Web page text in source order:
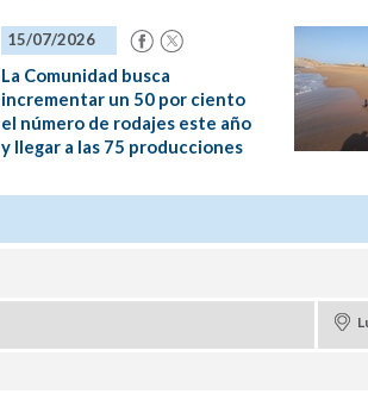
15/07/2026
La Comunidad busca
incrementar un 50 por ciento
el número de rodajes este año
y llegar a las 75 producciones